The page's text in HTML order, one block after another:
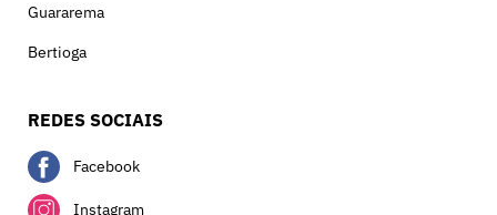
Guararema
Bertioga
REDES SOCIAIS
Facebook
Instagram